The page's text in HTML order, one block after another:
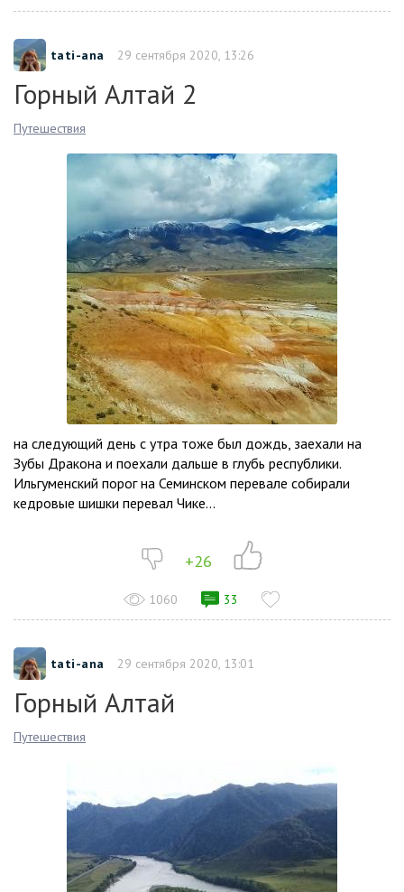
tati-ana 29 сентября 2020, 13:26
Горный Алтай 2
Путешествия
на следующий день с утра тоже был дождь, заехали на
Зубы Дракона и поехали дальше в глубь республики.
Ильгуменский порог на Семинском перевале собирали
кедровые шишки перевал Чике...
+26
1060 33
tati-ana 29 сентября 2020, 13:01
Горный Алтай
Путешествия